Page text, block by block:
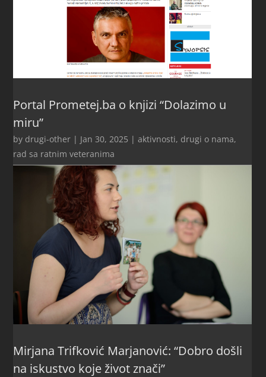
Portal Prometej.ba o knjizi “Dolazimo u
miru”
by drugi-other | Jan 30, 2025 |aktivnosti, drugi o nama,
rad sa ratnim veteranima
Mirjana Trifković Marjanović: “Dobro došli
na iskustvo koje život znači”